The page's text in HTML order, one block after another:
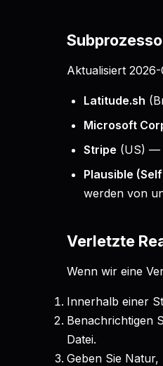
Aktualisiert
Latitude.sh
Microsoft
Stripe (US) —
Plausible
werden von
Verletzte
Wenn wir eine
Innerhalb einer
Benachrichtigen
Datei.
Geben Sie